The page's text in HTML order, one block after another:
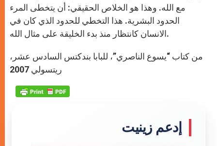
مع الله. وهذا هو الخلاص الحقيقي: أن يتخطى المرء
الحدود البشرية. هذا التخطي للحدود الذي كان في
الانسان كانتظار منذ بدء الخليقة على مثال الله.
من كتاب “يسوع الناصري”، للبابا بندكتس السادس عشر،
ريتسولي 2007
إدعم زينيت